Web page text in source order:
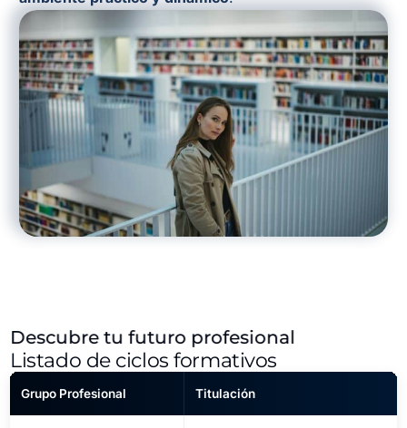
Descubre tu futuro profesional
Listado de ciclos formativos
Grupo Profesional Titulación